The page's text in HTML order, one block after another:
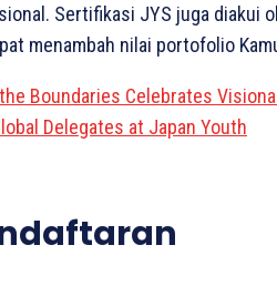
Sertifikasi JYS juga diakui
menambah nilai portofolio
Boundaries Celebrates
Delegates at Japan Youth